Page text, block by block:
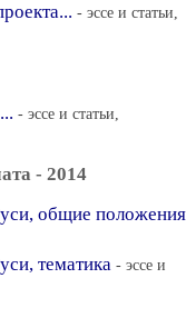
- эссе и статьи,
- эссе и статьи,
- 2014
общие положения
тематика - эссе и